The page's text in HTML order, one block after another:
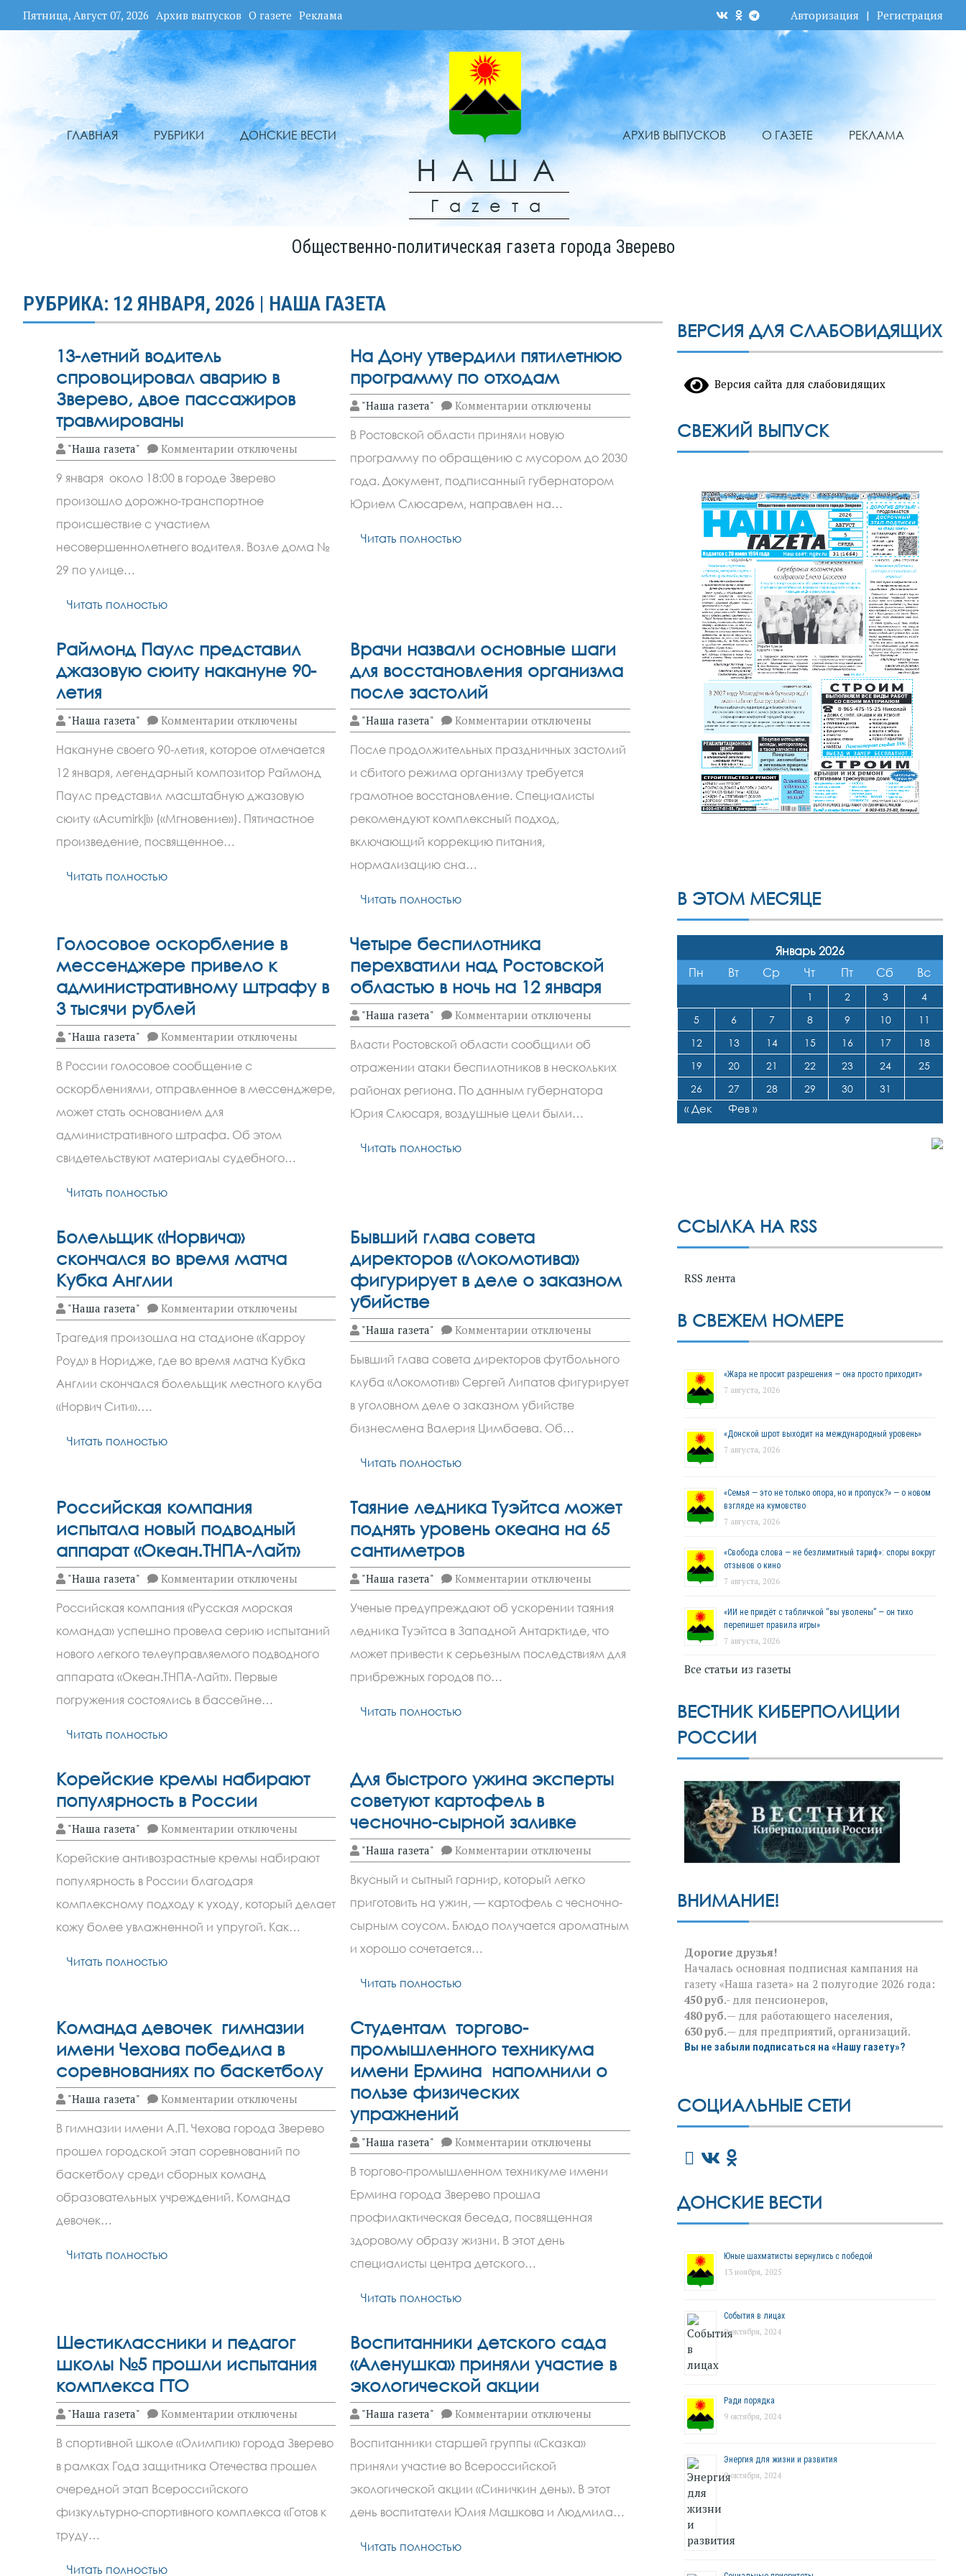
Пятница, Август 07, 2026 Архив выпусков О газете Реклама Авторизация | Регистрация
ГЛАВНАЯ РУБРИКИ ДОНСКИЕ ВЕСТИ
НАША
Гаzета
АРХИВ ВЫПУСКОВ О ГАЗЕТЕ РЕКЛАМА
Общественно-политическая газета города Зверево
РУБРИКА: 12 ЯНВАРЯ, 2026 | НАША ГАЗЕТА
13-летний водитель
спровоцировал аварию в
Зверево, двое пассажиров
травмированы
"Наша газета" Комментариик
записи
13-
летний
водитель
спровоцировал
Зверево,
отключены
9 января около 18:00 в городе Зверево
произошло дорожно-транспортное
происшествие с участием
несовершеннолетнего водителя. Возле дома №
29 по улице…
Читать полностью
На Дону утвердили пятилетнюю
программу по отходам
"Наша газета" Комментарии к
записи
Дону
утвердили
пятилетнюю
программу
по
отходам
отключены
В Ростовской области приняли новую
программу по обращению с мусором до 2030
года. Документ, подписанный губернатором
Юрием Слюсарем, направлен на…
Читать полностью
Раймонд Паулс представил
джазовую сюиту накануне 90-
летия
"Наша газета" Комментариик
записи
Паулс
представил
джазовую
сюиту
накануне
90-
летия
отключены
Накануне своего 90-летия, которое отмечается
12 января, легендарный композитор Раймонд
Паулс представил масштабную джазовую
сюиту «Acumirkļi» («Мгновение»). Пятичастное
произведение, посвященное…
Читать полностью
Врачи назвали основные шаги
для восстановления организма
после застолий
"Наша газета" Комментарии к
записи
назвали
основные
шаги
для
восстановления
организма
после
застолий
отключены
После продолжительных праздничных застолий
и сбитого режима организму требуется
грамотное восстановление. Специалисты
рекомендуют комплексный подход,
включающий коррекцию питания,
нормализацию сна…
Читать полностью
Голосовое оскорбление в
мессенджере привело к
административному штрафу в
3 тысячи рублей
"Наша газета" Комментариик
записи
оскорбление
в
мессенджере
административному
в
отключены
В России голосовое сообщение с
оскорблениями, отправленное в мессенджере,
может стать основанием для
административного штрафа. Об этом
свидетельствуют материалы судебного…
Читать полностью
Четыре беспилотника
перехватили над Ростовской
областью в ночь на 12 января
"Наша газета" Комментарии к
записи
Четыре
беспилотника
перехватили
над
Ростовской
областью
в
отключены
Власти Ростовской области сообщили об
отражении атаки беспилотников в нескольких
районах региона. По данным губернатора
Юрия Слюсаря, воздушные цели были…
Читать полностью
Болельщик «Норвича»
скончался во время матча
Кубка Англии
"Наша газета" Комментариик
записи
Болельщик
«Норвича»
скончался
во
время
матча
отключены
Трагедия произошла на стадионе «Карроу
Роуд» в Норидже, где во время матча Кубка
Англии скончался болельщик местного клуба
«Норвич Сити»….
Читать полностью
Бывший глава совета
директоров «Локомотива»
фигурирует в деле о заказном
убийстве
"Наша газета" Комментарии к
записи
Бывший
глава
совета
директоров
«Локомотива»
фигурирует
в
отключены
Бывший глава совета директоров футбольного
клуба «Локомотив» Сергей Липатов фигурирует
в уголовном деле о заказном убийстве
бизнесмена Валерия Цимбаева. Об…
Читать полностью
Российская компания
испытала новый подводный
аппарат «Океан.ТНПА-Лайт»
"Наша газета" Комментариик
записи
компания
испытала
новый
подводный
аппарат
«Океан.ТНПА-
Лайт»
отключены
Российская компания «Русская морская
команда» успешно провела серию испытаний
нового легкого телеуправляемого подводного
аппарата «Океан.ТНПА-Лайт». Первые
погружения состоялись в бассейне…
Читать полностью
Таяние ледника Туэйтса может
поднять уровень океана на 65
сантиметров
"Наша газета" Комментарии к
записи
ледника
Туэйтса
может
поднять
уровень
отключены
Ученые предупреждают об ускорении таяния
ледника Туэйтса в Западной Антарктиде, что
может привести к серьезным последствиям для
прибрежных городов по…
Читать полностью
Корейские кремы набирают
популярность в России
"Наша газета" Комментариик
записи
Корейские
кремы
набирают
популярность
в
России
отключены
Корейские антивозрастные кремы набирают
популярность в России благодаря
комплексному подходу к уходу, который делает
кожу более увлажненной и упругой. Как…
Читать полностью
Для быстрого ужина эксперты
советуют картофель в
чесночно-сырной заливке
"Наша газета" Комментарии к
записи
Для
быстрого
ужина
эксперты
советуют
картофель
отключены
Вкусный и сытный гарнир, который легко
приготовить на ужин, — картофель с чесночно-
сырным соусом. Блюдо получается ароматным
и хорошо сочетается…
Читать полностью
Команда девочек гимназии
имени Чехова победила в
соревнованиях по баскетболу
"Наша газета" Комментариик
записи
Команда
девочек
гимназии
имени
Чехова
победила
в
соревнованиях
отключены
В гимназии имени А.П. Чехова города Зверево
прошел городской этап соревнований по
баскетболу среди сборных команд
образовательных учреждений. Команда
девочек…
Читать полностью
Студентам торгово-
промышленного техникума
имени Ермина напомнили о
пользе физических
упражнений
"Наша газета" Комментарии к
записи
торгово-
промышленного
техникума
имени
Ермина
напомнили
пользе
отключены
В торгово-промышленном техникуме имени
Ермина города Зверево прошла
профилактическая беседа, посвященная
здоровому образу жизни. В этот день
специалисты центра детского…
Читать полностью
Шестиклассники и педагог
школы №5 прошли испытания
комплекса ГТО
"Наша газета" Комментариик
записи
Шестиклассники
и
педагог
школы
№5
прошли
испытания
отключены
В спортивной школе «Олимпик» города Зверево
в рамках Года защитника Отечества прошел
очередной этап Всероссийского
физкультурно-спортивного комплекса «Готов к
труду…
Читать полностью
Воспитанники детского сада
«Аленушка» приняли участие в
экологической акции
"Наша газета" Комментарии к
записи
Воспитанники
детского
сада
«Аленушка»
приняли
участие
в
экологической
отключены
Воспитанники старшей группы «Сказка»
приняли участие во Всероссийской
экологической акции «Синичкин день». В этот
день воспитатели Юлия Машкова и Людмила…
Читать полностью
ВЕРСИЯ ДЛЯ СЛАБОВИДЯЩИХ
Версия сайта для слабовидящих
СВЕЖИЙ ВЫПУСК
В ЭТОМ МЕСЯЦЕ
Январь 2026
Пн
Вт Ср Чт Пт Сб Вс
1 2 3
4
5
6 7 8 9 10
11
12
13 14 15 16 17
18
19
20 21 22 23 24
25
26
27 28 29 30 31
« Дек Фев »
ССЫЛКА НА RSS
RSS лента
В СВЕЖЕМ НОМЕРЕ
«Жара не просит разрешения — она просто приходит»
7 августа, 2026
«Донской шрот выходит на международный уровень»
7 августа, 2026
«Семья — это не только опора, но и пропуск?» — о новом
взгляде на кумовство
7 августа, 2026
«Свобода слова — не безлимитный тариф»: споры вокруг
отзывов о кино
7 августа, 2026
«ИИ не придёт с табличкой “вы уволены” — он тихо
перепишет правила игры»
7 августа, 2026
Все статьи из газеты
ВЕСТНИК КИБЕРПОЛИЦИИ
РОССИИ
ВНИМАНИЕ!
Дорогие друзья!
Началась основная подписная кампания на
газету «Наша газета» на 2 полугодие 2026 года:
450 руб.- для пенсионеров,
480 руб.— для работающего населения,
630 руб.— для предприятий, организаций.
Вы не забыли подписаться на «Нашу газету»?
СОЦИАЛЬНЫЕ СЕТИ
ДОНСКИЕ ВЕСТИ
Юные шахматисты вернулись с победой
13 ноября, 2025
События в лицах
9 октября, 2024
Ради порядка
9 октября, 2024
Энергия для жизни и развития
9 октября, 2024